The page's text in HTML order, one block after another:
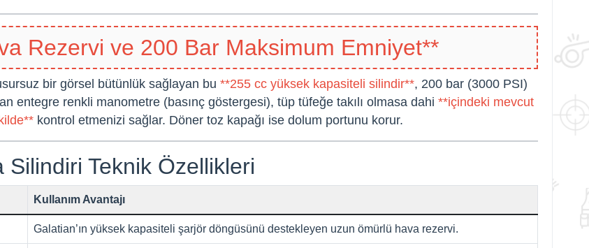
Rezervi ve 200 Bar Maksimum Emniyet**
bir görsel bütünlük sağlayan bu **255 cc yüksek kapasiteli silindir**, 200 bar (3000 PSI)
entegre renkli manometre (basınç göstergesi), tüp tüfeğe takılı olmasa dahi **içindeki mevcut
kontrol etmenizi sağlar. Döner toz kapağı ise dolum portunu korur.
Teknik Özellikleri
Kullanım Avantajı
Galatian’ın yüksek kapasiteli şarjör döngüsünü destekleyen uzun ömürlü hava rezervi.